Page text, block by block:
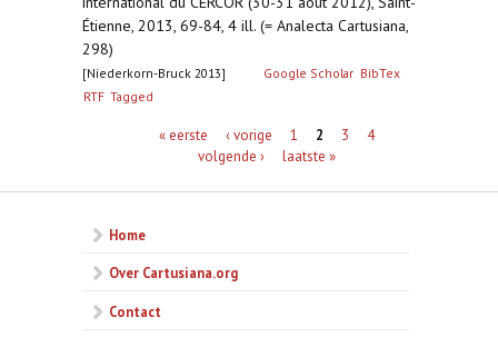
Étienne, 2013, 69-84, 4 ill. (= Analecta Cartusiana,
298)
[Niederkorn-Bruck 2013] Google Scholar BibTex
RTF Tagged
« eerste ‹ vorige 1 2 3
4
volgende ›
laatste »
Home
Over Cartusiana.org
Contact